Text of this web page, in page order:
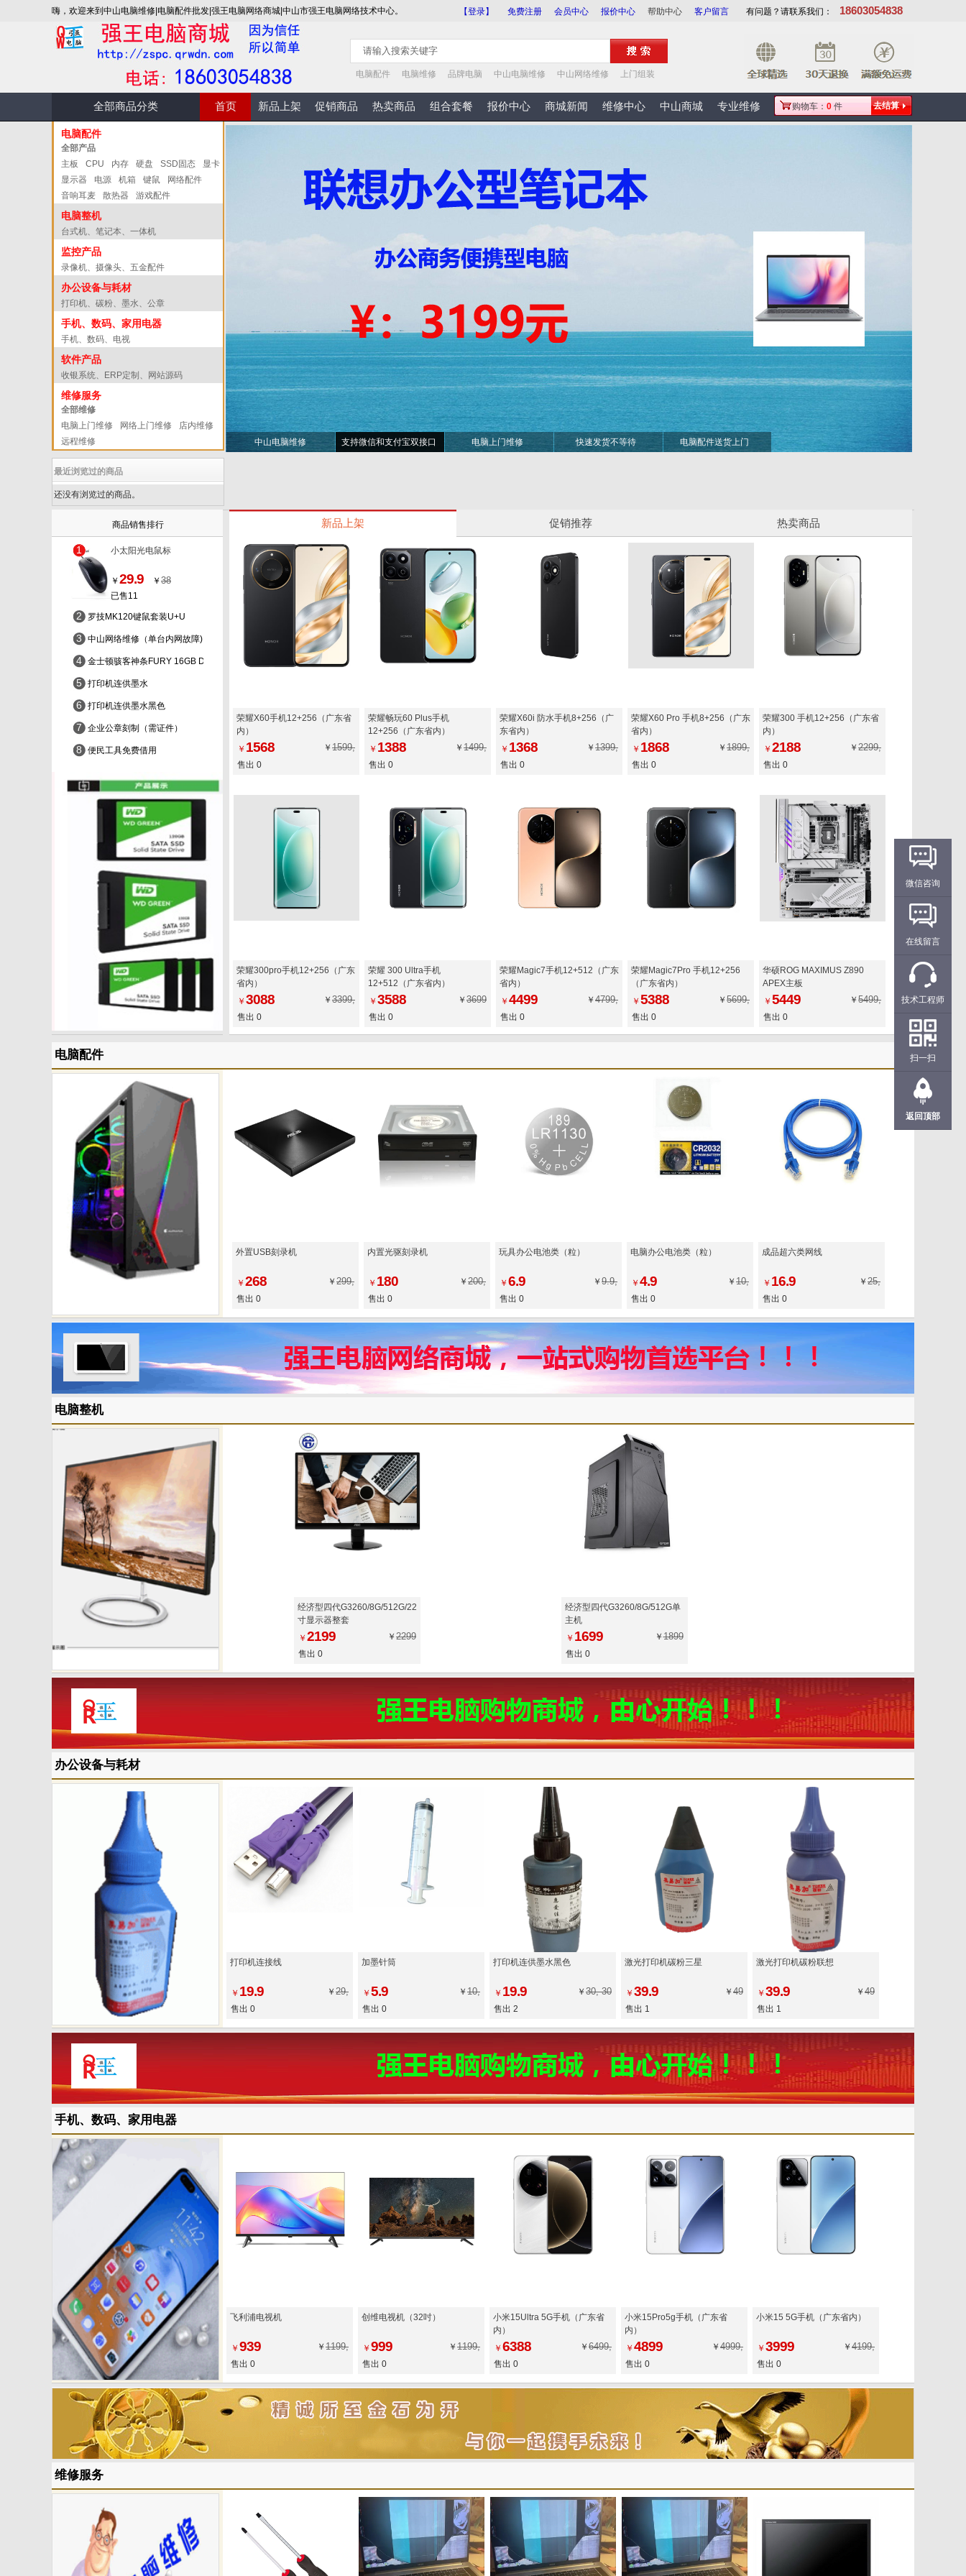
嗨，欢迎来到中山电脑维修|电脑配件批发|强王电脑网络商城|中山市强王电脑网络技术中心。 【登录】 免费注册 会员中心 报价中心 帮助中心 客户留言 有问题？请联系我们： 18603054838
电脑配件 电脑维修 品牌电脑 中山电脑维修 中山网络维修 上门组装
全部商品分类 首页 新品上架 促销商品 热卖商品 组合套餐 报价中心 商城新闻 维修中心 中山商城 专业维修 去结算
购物车： 0 件
电脑配件
全部产品
主板
CPU 内存 硬盘 SSD固态
显卡
显示器
电源 机箱 键鼠
网络配件
音响耳麦
散热器 游戏配件
电脑整机
台式机、笔记本、一体机
监控产品
录像机、摄像头、五金配件
办公设备与耗材
打印机、碳粉、墨水、公章
手机、数码、家用电器
手机、数码、电视
软件产品
收银系统、ERP定制、网站源码
维修服务
全部维修
电脑上门维修
网络上门维修
店内维修
远程维修
最近浏览过的商品
还没有浏览过的商品。
中山电脑维修 支持微信和支付宝双接口 电脑上门维修 快速发货不等待 电脑配件送货上门
商品销售排行
小太阳光电鼠标
￥ 29.9 ￥ 38
已售11
1
2 罗技MK120键鼠套装U+U
3 中山网络维修（单台内网故障)
4 金士顿骇客神条FURY 16GB DDR4 3200
5 打印机连供墨水
6 打印机连供墨水黑色
7 企业公章刻制（需证件）
8 便民工具免费借用
新品上架 促销推荐 热卖商品
荣耀X60手机12+256（广东省
内）
￥ 1568 ￥ 1599,
售出 0
荣耀畅玩60 Plus手机
12+256（广东省内）
￥ 1388 ￥ 1499,
售出 0
荣耀X60i 防水手机8+256（广
东省内）
￥ 1368 ￥ 1399,
售出 0
荣耀X60 Pro 手机8+256（广东
省内）
￥ 1868 ￥ 1899,
售出 0
荣耀300 手机12+256（广东省
内）
￥ 2188 ￥ 2299,
售出 0
荣耀300pro手机12+256（广东
省内）
￥ 3088 ￥ 3399,
售出 0
荣耀 300 Ultra手机
12+512（广东省内）
￥ 3588 ￥ 3699
售出 0
荣耀Magic7手机12+512（广东
省内）
￥ 4499 ￥ 4799,
售出 0
荣耀Magic7Pro 手机12+256
（广东省内）
￥ 5388 ￥ 5699,
售出 0
华硕ROG MAXIMUS Z890
APEX主板
￥ 5449 ￥ 5499,
售出 0
电脑配件
外置USB刻录机
￥ 268 ￥ 299,
售出 0
内置光驱刻录机
￥ 180 ￥ 200,
售出 0
玩具办公电池类（粒）
￥ 6.9 ￥ 9.9,
售出 0
电脑办公电池类（粒）
￥ 4.9 ￥ 10,
售出 0
成品超六类网线
￥ 16.9 ￥ 25,
售出 0
电脑整机
经济型四代G3260/8G/512G/22
寸显示器整套
￥ 2199 ￥ 2299
售出 0
经济型四代G3260/8G/512G单
主机
￥ 1699 ￥1899
售出 0
办公设备与耗材
打印机连接线
￥ 19.9 ￥ 29,
售出 0
加墨针筒
￥ 5.9 ￥ 10,
售出 0
打印机连供墨水黑色
￥ 19.9 ￥ 30, 30
售出 2
激光打印机碳粉三星
￥ 39.9 ￥ 49
售出 1
激光打印机碳粉联想
￥ 39.9 ￥ 49
售出 1
手机、数码、家用电器
飞利浦电视机
￥ 939 ￥ 1199,
售出 0
创维电视机（32吋）
￥ 999 ￥ 1199,
售出 0
小米15Ultra 5G手机（广东省
内）
￥ 6388 ￥ 6499,
售出 0
小米15Pro5g手机（广东省
内）
￥ 4899 ￥ 4999,
售出 0
小米15 5G手机（广东省内）
￥ 3999 ￥ 4199,
售出 0
维修服务
微信咨询
在线留言
技术工程师
扫一扫
返回顶部